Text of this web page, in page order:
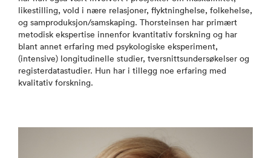
likestilling, vold i nære relasjoner, flyktninghelse, folkehelse,
og samproduksjon/samskaping. Thorsteinsen har primært
metodisk ekspertise innenfor kvantitativ forskning og har
blant annet erfaring med psykologiske eksperiment,
(intensive) longitudinelle studier, tversnittsundersøkelser og
registerdatastudier. Hun har i tillegg noe erfaring med
kvalitativ forskning.